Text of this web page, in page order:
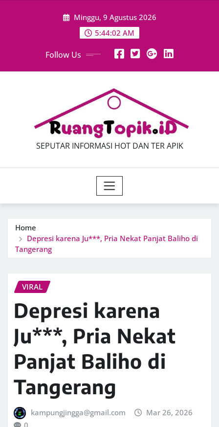
Minggu, 9 Agustus 2026
5:44:04 AM
Follow Us
SEPUTAR INFORMASI HOT DAN TER APIK
Home
Depresi karena Ju***, Pria Nekat Panjat Baliho di
Tangerang
VIRAL
Depresi karena
Ju***, Pria Nekat
Panjat Baliho di
Tangerang
kampungjingga@gmail.com
Mar 26, 2026